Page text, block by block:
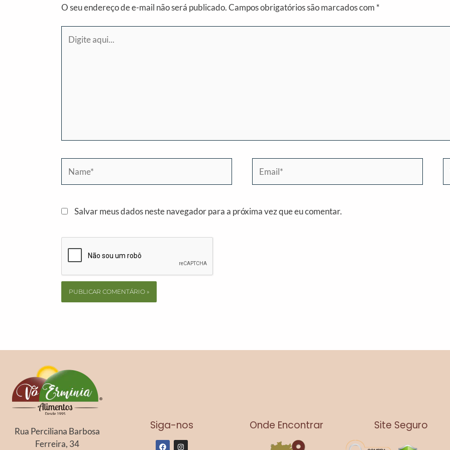
O seu endereço de e-mail não será publicado.Campos obrigatórios são marcados com *
aqui...
Salvar meus dados neste navegador para a próxima vez que eu comentar.
Rua Perciliana Barbosa
Ferreira, 34
Siga-nos
F
I
Onde Encontrar Site Seguro